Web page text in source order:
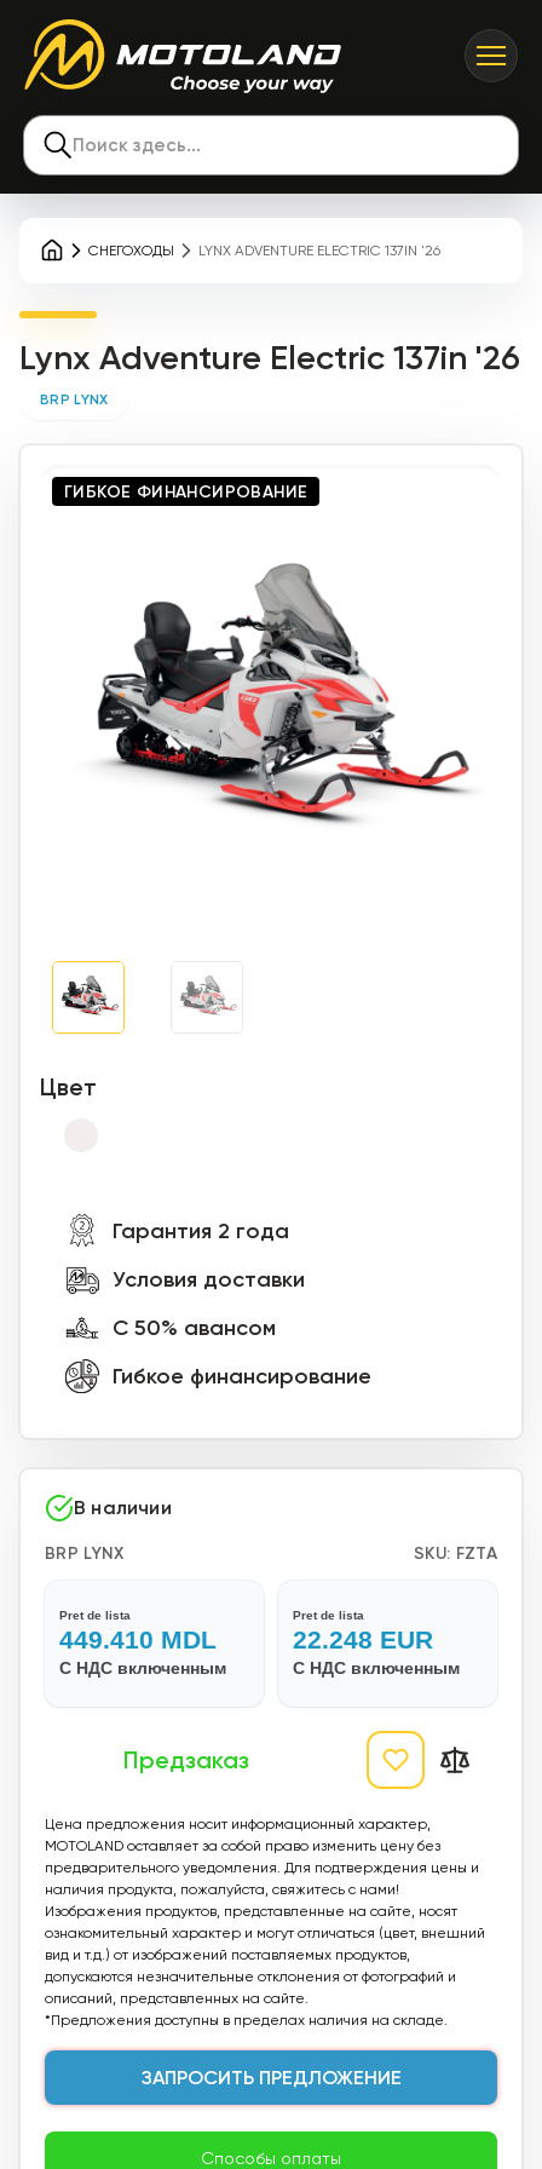
Поиск здесь...
СНЕГОХОДЫ LYNX ADVENTURE ELECTRIC 137IN '26
Lynx Adventure Electric 137in '26
BRP LYNX
ГИБКОЕ ФИНАНСИРОВАНИЕ
Цвет
Гарантия 2 года
Условия доставки
С 50% авансом
Гибкое финансирование
В наличии
BRP LYNX SKU: FZTA
Pret de lista
449.410 MDL
С НДС включенным
Pret de lista
22.248 EUR
С НДС включенным
Предзаказ
Цена предложения носит информационный характер,
MOTOLAND оставляет за собой право изменить цену без
предварительного уведомления. Для подтверждения цены и
наличия продукта, пожалуйста, свяжитесь с нами!
Изображения продуктов, представленные на сайте, носят
ознакомительный характер и могут отличаться (цвет, внешний
вид и т.д.) от изображений поставляемых продуктов,
допускаются незначительные отклонения от фотографий и
описаний, представленных на сайте.
*Предложения доступны в пределах наличия на складе.
ЗАПРОСИТЬ ПРЕДЛОЖЕНИЕ
Способы оплаты